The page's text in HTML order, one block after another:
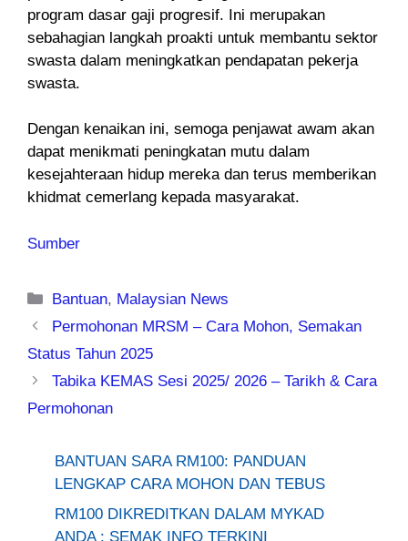
program dasar gaji progresif. Ini merupakan
sebahagian langkah proakti untuk membantu sektor
swasta dalam meningkatkan pendapatan pekerja
swasta.
Dengan kenaikan ini, semoga penjawat awam akan
dapat menikmati peningkatan mutu dalam
kesejahteraan hidup mereka dan terus memberikan
khidmat cemerlang kepada masyarakat.
Sumber
Categories
Bantuan, Malaysian News
Permohonan MRSM – Cara Mohon, Semakan
Status Tahun 2025
Tabika KEMAS Sesi 2025/ 2026 – Tarikh & Cara
Permohonan
BANTUAN SARA RM100: PANDUAN
LENGKAP CARA MOHON DAN TEBUS
RM100 DIKREDITKAN DALAM MYKAD
ANDA : SEMAK INFO TERKINI